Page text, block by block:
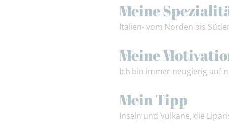
Meine
Italien- vom Norden bis
Meine
Ich bin immer neugierig auf
Mein Tipp
Inseln und Vulkane, die